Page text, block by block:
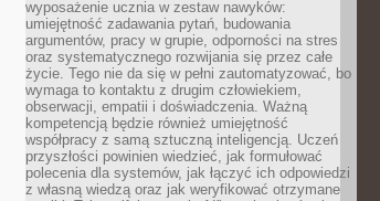
wyposażenie ucznia w zestaw nawyków:
umiejętność zadawania pytań, budowania
argumentów, pracy w grupie, odporności na stres
oraz systematycznego rozwijania się przez całe
życie. Tego nie da się w pełni zautomatyzować, bo
wymaga to kontaktu z drugim człowiekiem,
obserwacji, empatii i doświadczenia. Ważną
kompetencją będzie również umiejętność
współpracy z samą sztuczną inteligencją. Uczeń
przyszłości powinien wiedzieć, jak formułować
polecenia dla systemów, jak łączyć ich odpowiedzi
z własną wiedzą oraz jak weryfikować otrzymane